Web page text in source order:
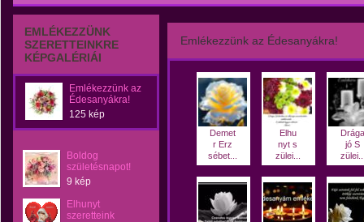
EMLÉKEZZÜNK
SZERETTEINKRE
KÉPGALÉRIÁI
Emlékezzünk az
Édesanyákra!
125 kép
Boldog
születésnapot!
9 kép
Elhunyt
szeretteink
Emlékezzünk az Édesanyákra!
Demet
r Erz
sébet...
Elhu
nyt s
zülei...
Drága
jó S